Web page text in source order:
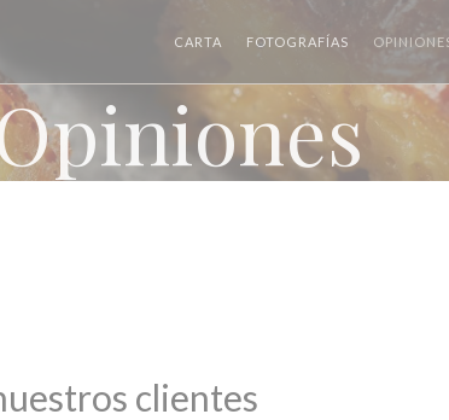
CARTA FOTOGRAFÍAS
clientes